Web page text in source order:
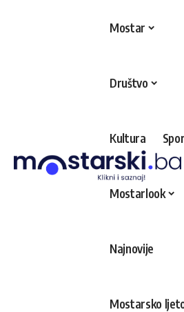
Mostar
Društvo
Kultura
Mostarlook
Najnovije
Mostarsko